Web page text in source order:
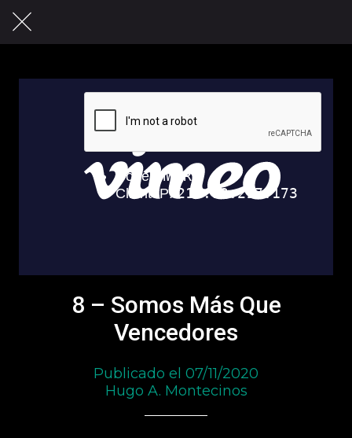
8 – Somos Más Que
Vencedores
Publicado el 07/11/2020
Hugo A. Montecinos